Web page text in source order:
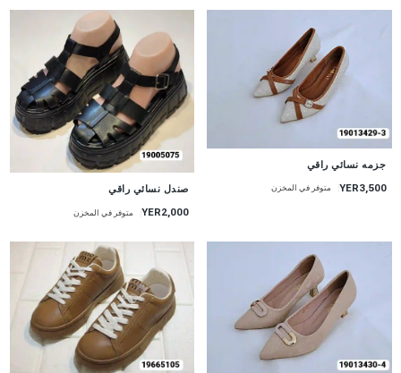
جزمه نسائي راقي
YER3,500 متوفر في المخزن صندل نسائي راقي
YER2,000 متوفر في المخزن